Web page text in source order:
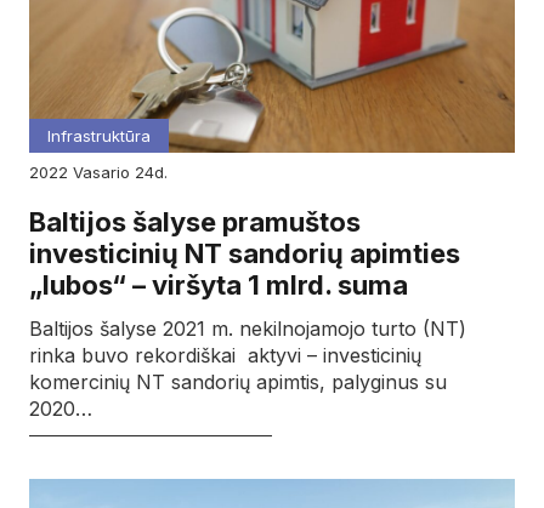
Infrastruktūra
2022
vasario 24d.
Baltijos šalyse pramuštos
investicinių NT sandorių apimties
„lubos“ – viršyta 1 mlrd. suma
Baltijos šalyse 2021 m. nekilnojamojo turto (NT)
rinka buvo rekordiškai aktyvi – investicinių
komercinių NT sandorių apimtis, palyginus su
2020…